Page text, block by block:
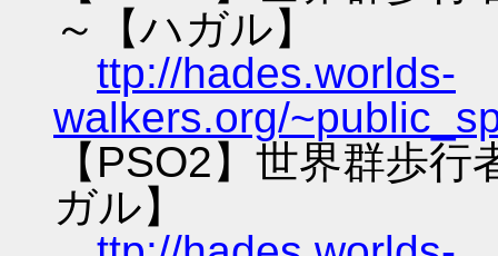
～【ハガル】
ttp://hades.worlds-
walkers.org/
【PSO2】世界群歩
ガル】